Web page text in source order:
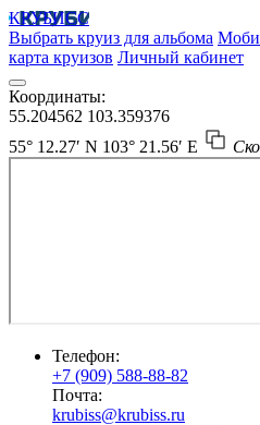
КРУБИСС
Выбрать круиз для альбома
карта круизов Личный кабинет
Координаты:
55.204562 103.359376
55° 12.27′ N 103° 21.56′ E
Телефон:
+7 (909) 588-88-82
Почта:
krubiss@krubiss.ru